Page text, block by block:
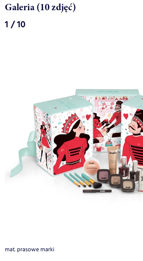
Galeria (10 zdjęć)
1 / 10
mat. prasowe marki